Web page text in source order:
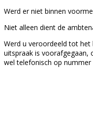
Werd er niet binnen
Niet alleen dient de
Werd u veroordeeld tot
uitspraak is voorafgegaan,
wel telefonisch op nummer